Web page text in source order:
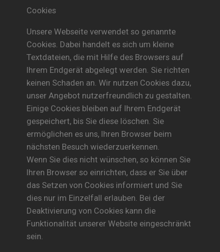
Cookies
Unsere Webseite verwendet so genannte
Cookies. Dabei handelt es sich um kleine
Textdateien, die mit Hilfe des Browsers auf
Ihrem Endgerät abgelegt werden. Sie richten
keinen Schaden an. Wir nutzen Cookies dazu,
unser Angebot nutzerfreundlich zu gestalten.
Einige Cookies bleiben auf Ihrem Endgerät
gespeichert, bis Sie diese löschen. Sie
ermöglichen es uns, Ihren Browser beim
nächsten Besuch wiederzuerkennen.
Wenn Sie dies nicht wünschen, so können Sie
Ihren Browser so einrichten, dass er Sie über
das Setzen von Cookies informiert und Sie
dies nur im Einzelfall erlauben. Bei der
Deaktivierung von Cookies kann die
Funktionalität unserer Website eingeschränkt
sein.